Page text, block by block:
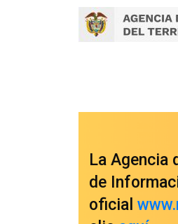
La Agencia
de
oficial